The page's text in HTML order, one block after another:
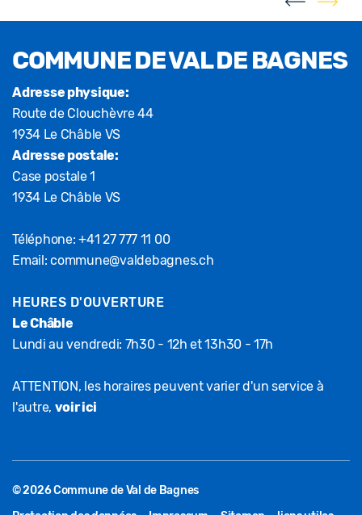
COMMUNE DE VAL DE BAGNES
Adresse physique:
Route de Clouchèvre 44
1934 Le Châble VS
Adresse postale:
Case postale 1
1934 Le Châble VS
Téléphone:+41 27 777 11 00
Email: commune@valdebagnes.ch
HEURES D'OUVERTURE
Le Châble
Lundi au vendredi: 7h30 - 12h et 13h30 - 17h
ATTENTION, les horaires peuvent varier d'un service à
l'autre, voir ici
© 2026 Commune de Val de Bagnes